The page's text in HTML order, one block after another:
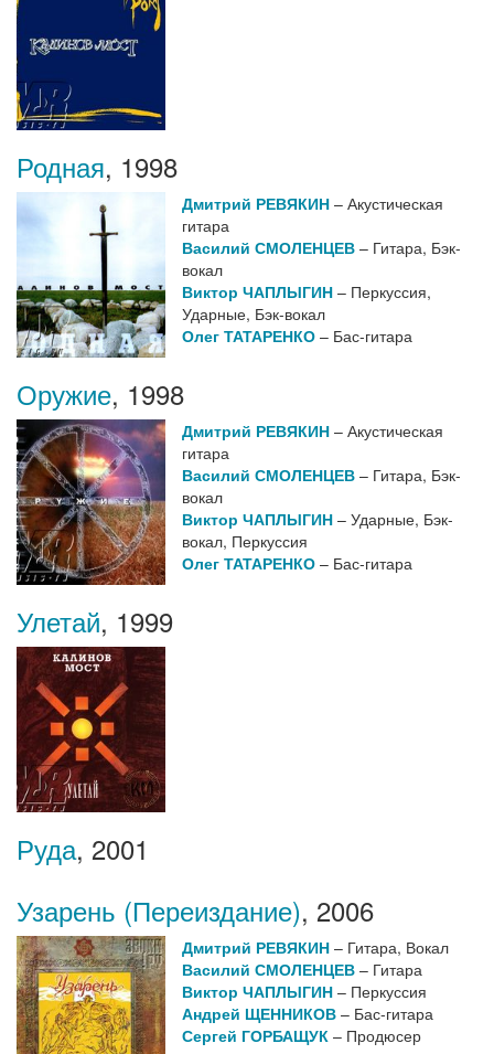
Родная, 1998
Дмитрий РЕВЯКИН – Акустическая
гитара
Василий СМОЛЕНЦЕВ – Гитара, Бэк-
вокал
Виктор ЧАПЛЫГИН – Перкуссия,
Ударные, Бэк-вокал
Олег ТАТАРЕНКО – Бас-гитара
Оружие, 1998
Дмитрий РЕВЯКИН – Акустическая
гитара
Василий СМОЛЕНЦЕВ – Гитара, Бэк-
вокал
Виктор ЧАПЛЫГИН – Ударные, Бэк-
вокал, Перкуссия
Олег ТАТАРЕНКО – Бас-гитара
Улетай, 1999
Руда, 2001
Узарень (Переиздание), 2006
Дмитрий РЕВЯКИН – Гитара, Вокал
Василий СМОЛЕНЦЕВ – Гитара
Виктор ЧАПЛЫГИН – Перкуссия
Андрей ЩЕННИКОВ – Бас-гитара
Сергей ГОРБАЩУК – Продюсер